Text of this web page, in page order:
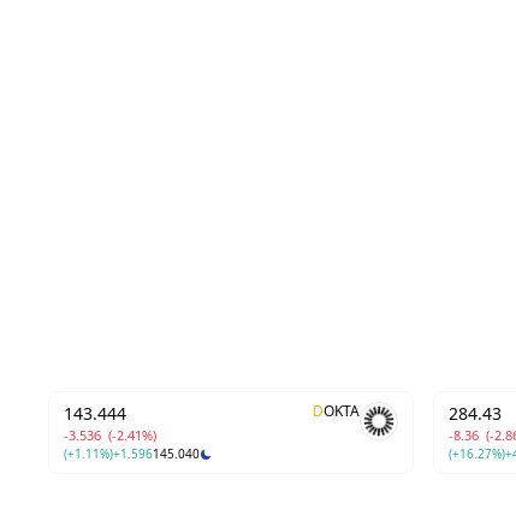
284.43
-8.36 (-
(+16.27%)
OKTA
D
143.444
-3.536 (-2.41%)
145.040
+1.596
(+1.11%)